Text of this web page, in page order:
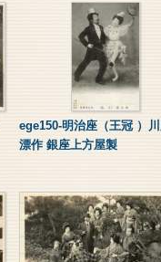
ege150-明治座（王冠 ）
漂作 銀座上方屋製